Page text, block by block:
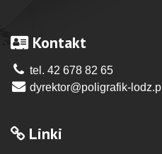
Kontakt
tel. 42 678 82 65
dyrektor@poligrafik-lodz.pl
Linki